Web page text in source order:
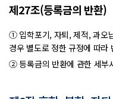
제27조(등록금의 반환)
① 입학포기, 자퇴, 제적, 과오
경우 별도로 정한 규정에 따라
② 등록금의 반환에 관한 세부